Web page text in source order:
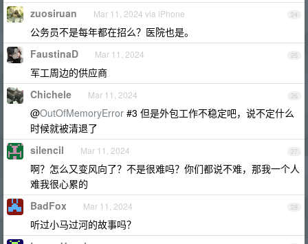
24
zuosiruan Mar 11, 2024 via iPhone
公务员不是每年都在招么？医院也是。
25
FaustinaD Mar 11, 2024
军工周边的供应商
26
Chichele Mar 11, 2024
@OutOfMemoryError #3 但是外包工作不稳定吧，说不定什么
时候就被清退了
27
silencil Mar 11, 2024
啊？怎么又变风向了？不是很难吗？你们都说不难，那我一个人
难我很心累的
28
BadFox Mar 11, 2024
听过小马过河的故事吗？